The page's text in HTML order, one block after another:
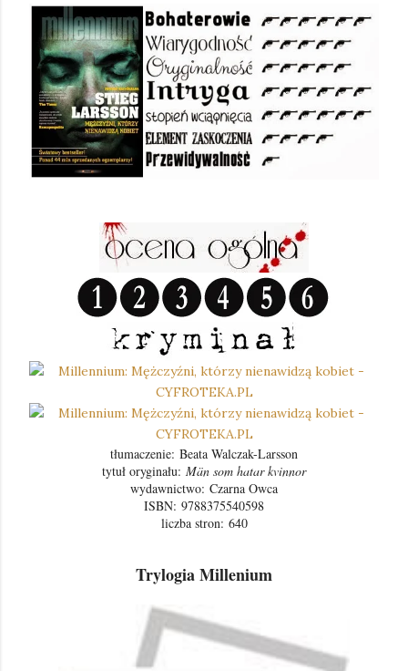
tłumaczenie: Beata Walczak-Larsson
tytuł oryginału: Män som hatar kvinnor
wydawnictwo: Czarna Owca
ISBN: 9788375540598
liczba stron: 640
Trylogia Millenium